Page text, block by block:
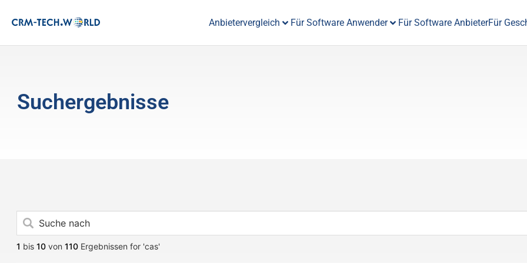
Anbietervergleich Für Software Anwender Für Software AnbieterFür
Suchergebnisse
1 bis10 von110 Ergebnissen for 'cas'